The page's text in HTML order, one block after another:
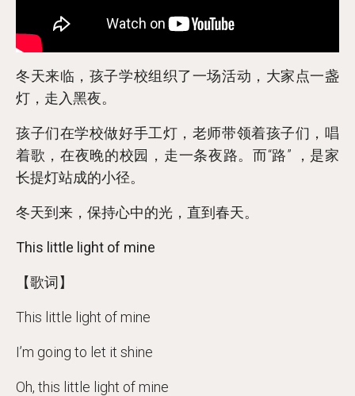
冬天来临，孩子学校组织了一场活动，大家点一盏
灯，走入黑夜。
孩子们在学校做好手工灯，老师带领着孩子们，唱
着歌，在夜晚的校园，走一条夜路。而“路” ，是家
长提灯站成的小径。
冬天到来，保持心中的光，直到春天。
This little light of mine
【歌词】
This little light of mine
I’m going to let it shine
Oh, this little light of mine